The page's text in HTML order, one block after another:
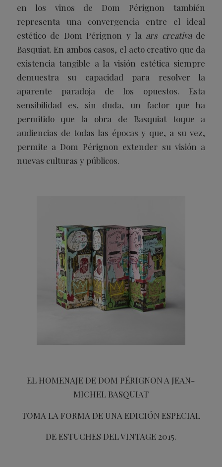
en los vinos de Dom Pérignon también
representa una convergencia entre el ideal
estético de Dom Pérignon y la ars creativa de
Basquiat. En ambos casos, el acto creativo que da
existencia tangible a la visión estética siempre
demuestra su capacidad para resolver la
aparente paradoja de los opuestos. Esta
sensibilidad es, sin duda, un factor que ha
permitido que la obra de Basquiat toque a
audiencias de todas las épocas y que, a su vez,
permite a Dom Pérignon extender su visión a
nuevas culturas y públicos.
EL HOMENAJE DE DOM PÉRIGNON A JEAN-
MICHEL BASQUIAT
TOMA LA FORMA DE UNA EDICIÓN ESPECIAL
DE ESTUCHES DEL VINTAGE 2015.